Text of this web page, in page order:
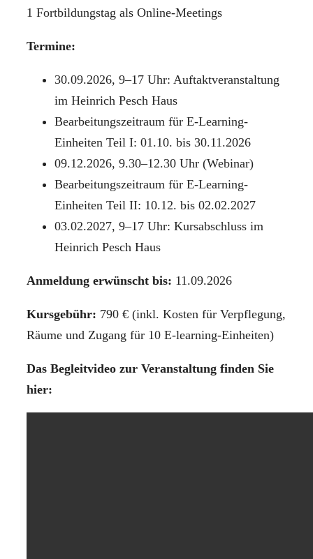
1 Fortbildungstag als Online-Meetings
Termine:
30.09.2026, 9–17 Uhr: Auftaktveranstaltung
im Heinrich Pesch Haus
Bearbeitungszeitraum für E-Learning-
Einheiten Teil I: 01.10. bis 30.11.2026
09.12.2026, 9.30–12.30 Uhr (Webinar)
Bearbeitungszeitraum für E-Learning-
Einheiten Teil II: 10.12. bis 02.02.2027
03.02.2027, 9–17 Uhr: Kursabschluss im
Heinrich Pesch Haus
Anmeldung erwünscht bis: 11.09.2026
Kursgebühr: 790 € (inkl. Kosten für Verpflegung,
Räume und Zugang für 10 E-learning-Einheiten)
Das Begleitvideo zur Veranstaltung finden Sie
hier: